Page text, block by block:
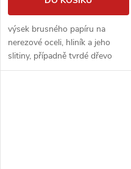
výsek brusného papíru na
nerezové oceli, hliník a jeho
slitiny, případně tvrdé dřevo